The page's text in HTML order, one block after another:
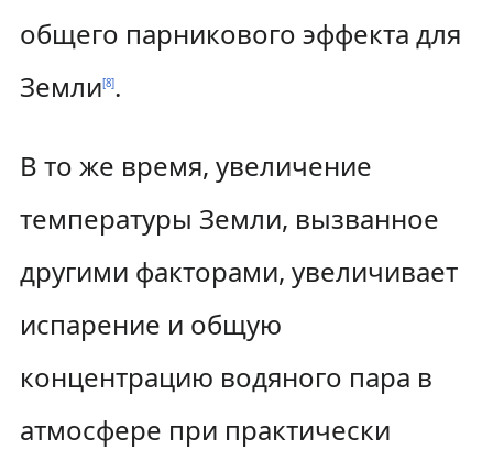
общего парникового эффекта для
Земли[8].
В то же время, увеличение
температуры Земли, вызванное
другими факторами, увеличивает
испарение и общую
концентрацию водяного пара в
атмосфере при практически